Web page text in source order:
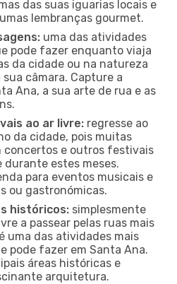
das suas iguarias locais e
lembranças gourmet.
uma das atividades
pode fazer enquanto viaja
da cidade ou na natureza
câmara. Capture a
Ana, a sua arte de rua e as
ao ar livre: regresse ao
da cidade, pois muitas
concertos e outros festivais
durante estes meses.
para eventos musicais e
ou gastronómicas.
históricos: simplesmente
a passear pelas ruas mais
uma das atividades mais
pode fazer em Santa Ana.
áreas históricas e
arquitetura.